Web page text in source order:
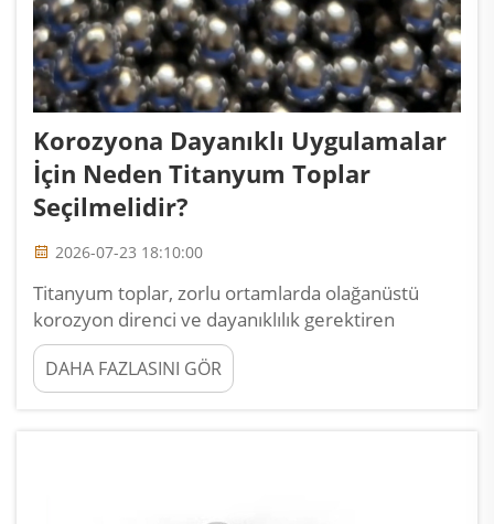
Korozyona Dayanıklı Uygulamalar
İçin Neden Titanyum Toplar
Seçilmelidir?
2026-07-23 18:10:00
Titanyum toplar, zorlu ortamlarda olağanüstü
korozyon direnci ve dayanıklılık gerektiren
sektörlerde tercih edilen malzeme haline
gelmiştir. Geleneksel çelik veya alüminyum
alternatiflerinin aksine, titanyum toplar kimyasal
DAHA FAZLASINI GÖR